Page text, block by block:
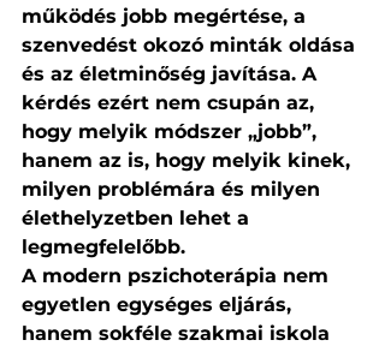
működés jobb megértése, a
szenvedést okozó minták oldása
és az életminőség javítása. A
kérdés ezért nem csupán az,
hogy melyik módszer „jobb”,
hanem az is, hogy melyik kinek,
milyen problémára és milyen
élethelyzetben lehet a
legmegfelelőbb.
A modern pszichoterápia nem
egyetlen egységes eljárás,
hanem sokféle szakmai iskola